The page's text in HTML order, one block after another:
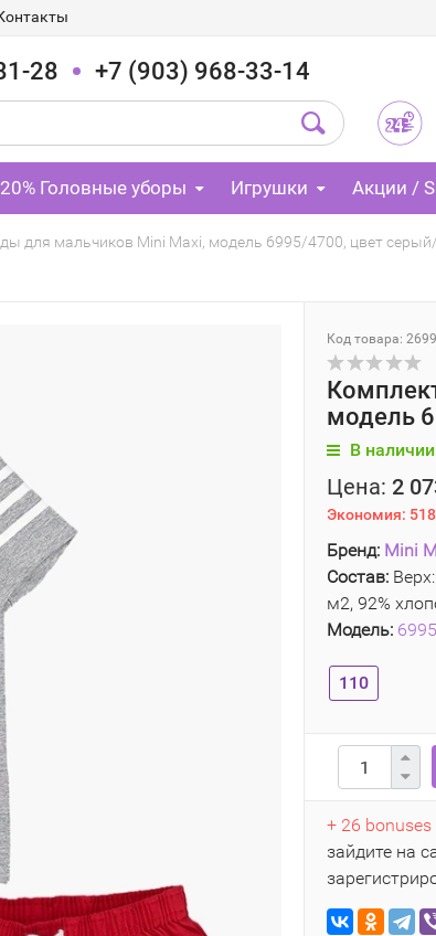
28 +7 (903) 968-33-14
Головные уборы Игрушки Акции /
для мальчиков Mini Maxi, модель 6995/4700, цвет
Код товара:
модель
В наличии
Цена: 2
Экономия:
Бренд: Mini
Состав:
м2, 92%
Модель:
110
+ 26 bonuses
зайдите на